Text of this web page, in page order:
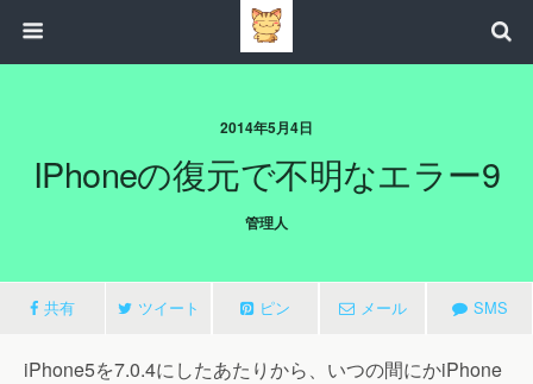
2014年5月4日
IPhoneの復元で不明なエラー9
管理人
共有 ツイート ピン メール SMS
iPhone5を7.0.4にしたあたりから、いつの間にかiPhone